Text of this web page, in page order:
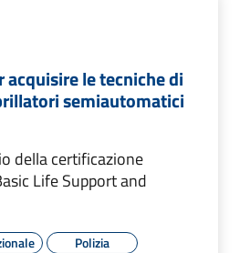
le tecniche di
semiautomatici
della certificazione
Life Support and
Polizia